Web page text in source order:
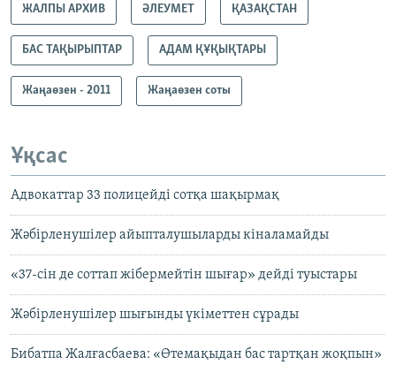
ЖАЛПЫ АРХИВ ӘЛЕУМЕТ ҚАЗАҚСТАН
БАС ТАҚЫРЫПТАР АДАМ ҚҰҚЫҚТАРЫ
Жаңаөзен - 2011 Жаңаөзен соты
Ұқсас
Адвокаттар 33 полицейді сотқа шақырмақ
Жәбірленушілер айыпталушыларды кіналамайды
«37-сін де соттап жібермейтін шығар» дейді туыстары
Жәбірленушілер шығынды үкіметтен сұрады
Бибатпа Жалғасбаева: «Өтемақыдан бас тартқан жоқпын»